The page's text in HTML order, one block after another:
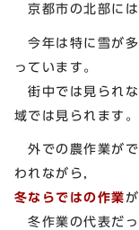
京都市の北部には
今年は特に雪が多
っています。
街中では見られな
域では見られます。
外での農作業がで
われながら，
冬ならではの作業
冬作業の代表だっ